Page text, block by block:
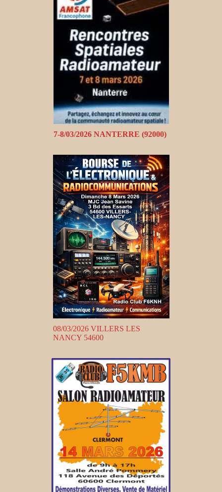
7-8/03/2026 NANTERRE (92000)
08/03/2026 VILLERS LES
NANCY 54600